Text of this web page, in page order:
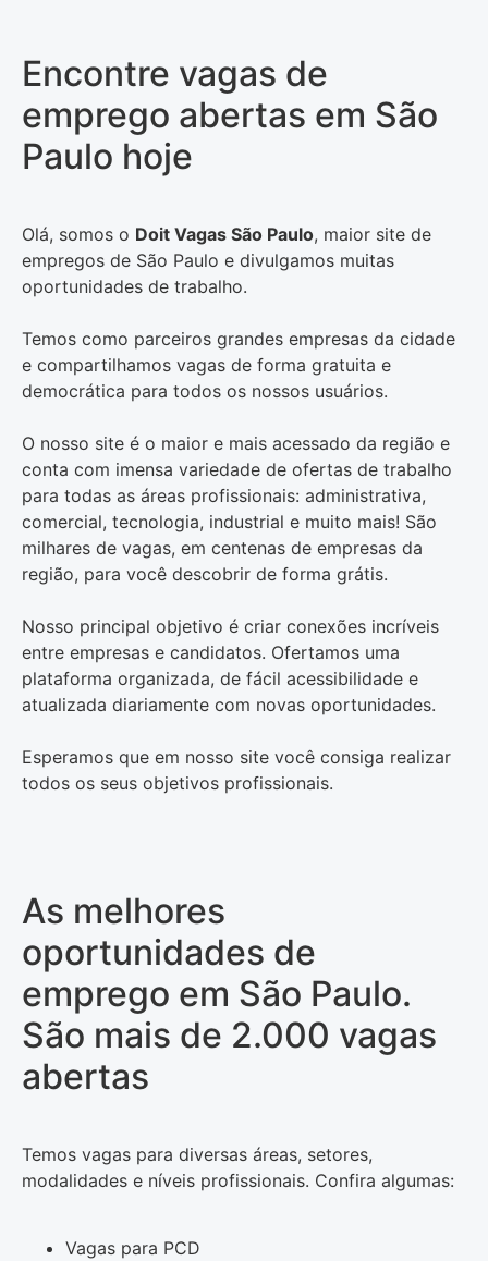
Encontre vagas de
emprego abertas em São
Paulo hoje
Olá, somos o Doit Vagas São Paulo, maior site de
empregos de São Paulo e divulgamos muitas
oportunidades de trabalho.
Temos como parceiros grandes empresas da cidade
e compartilhamos vagas de forma gratuita e
democrática para todos os nossos usuários.
O nosso site é o maior e mais acessado da região e
conta com imensa variedade de ofertas de trabalho
para todas as áreas profissionais: administrativa,
comercial, tecnologia, industrial e muito mais! São
milhares de vagas, em centenas de empresas da
região, para você descobrir de forma grátis.
Nosso principal objetivo é criar conexões incríveis
entre empresas e candidatos. Ofertamos uma
plataforma organizada, de fácil acessibilidade e
atualizada diariamente com novas oportunidades.
Esperamos que em nosso site você consiga realizar
todos os seus objetivos profissionais.
As melhores
oportunidades de
emprego em São Paulo.
São mais de 2.000 vagas
abertas
Temos vagas para diversas áreas, setores,
modalidades e níveis profissionais. Confira algumas:
Vagas para PCD